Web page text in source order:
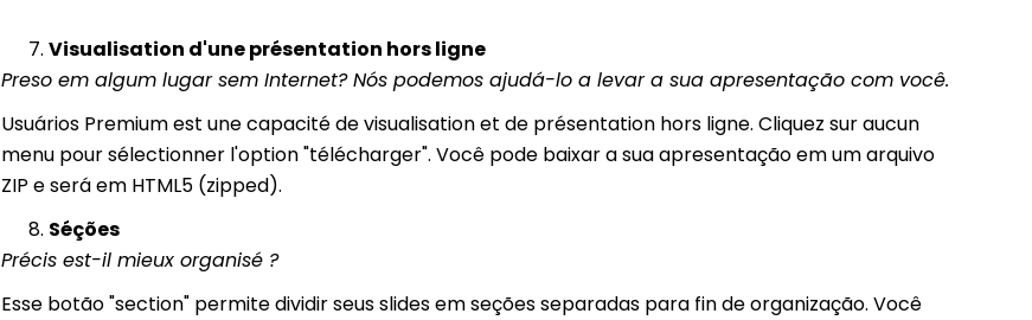
Visualisation d'une présentation hors ligne
Preso em algum lugar sem Internet? Nós podemos ajudá-lo a levar a sua apresentação com você.
Usuários Premium est une capacité de visualisation et de présentation hors ligne. Cliquez sur aucun
menu pour sélectionner l'option "télécharger". Você pode baixar a sua apresentação em um arquivo
ZIP e será em HTML5 (zipped).
Séções
Précis est-il mieux organisé ?
Esse botão "section" permite dividir seus slides em seções separadas para fin de organização. Você